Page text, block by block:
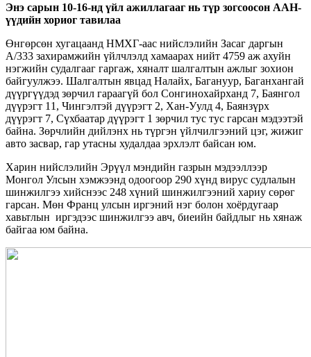
Энэ сарын 10-16-нд үйл ажиллагааг нь түр зогсоосон ААН-
үүдийн хориог тавилаа
Өнгөрсөн хугацаанд НМХГ-аас нийслэлийн Засаг даргын
А/333 захирамжийн үйлчлэлд хамаарах нийт 4759 аж ахуйн
нэгжийн судалгааг гаргаж, хяналт шалгалтын ажлыг зохион
байгуулжээ. Шалгалтын явцад Налайх, Багануур, Баганхангай
дүүргүүдэд зөрчил гараагүй бол Сонгинохайрханд 7, Баянгол
дүүрэгт 11, Чингэлтэй дүүрэгт 2, Хан-Уулд 4, Баянзүрх
дүүрэгт 7, Сүхбаатар дүүрэгт 1 зөрчил тус тус гарсан мэдээтэй
байна. Зөрчлийн дийлэнх нь түргэн үйлчилгээний цэг, жижиг
авто засвар, гар утасны худалдаа эрхлэлт байсан юм.
Харин нийслэлийн Эрүүл мэндийн газрын мэдээллээр
Монгол Улсын хэмжээнд одоогоор 290 хүнд вирус судлалын
шинжилгээ хийснээс 248 хүний шинжилгээний хариу сөрөг
гарсан. Мөн Франц улсын иргэний нэг болон хоёрдугаар
хавьтлын иргэдээс шинжилгээ авч, биеийн байдлыг нь хянаж
байгаа юм байна.